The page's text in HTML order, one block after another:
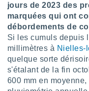
par le
nous
de
à vous
PARAMÈTRES
jours de 2023 des
marquées qui ont
débordements de
Si les cumuls depuis
millimètres à Nielles-
quelque sorte
s'étalant de la fin
600 mm en